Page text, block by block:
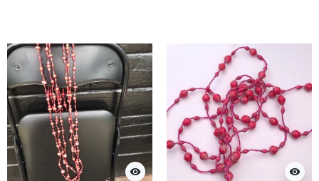
visibility visibility